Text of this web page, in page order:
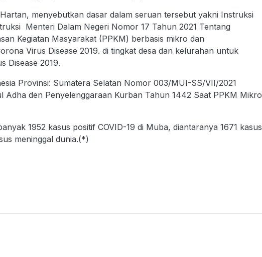
menyebutkan dasar dalam seruan tersebut yakni Instruksi
Menteri Dalam Negeri Nomor 17 Tahun 2021 Tentang
Kegiatan Masyarakat (PPKM) berbasis mikro dan
Virus Disease 2019. di tingkat desa dan kelurahan untuk
Disease 2019.
Provinsi: Sumatera Selatan Nomor 003/MUI-SS/VII/2021
Adha den Penyelenggaraan Kurban Tahun 1442 Saat PPKM Mikro
1952 kasus positif COVID-19 di Muba, diantaranya 1671 kasus
meninggal dunia.(*)